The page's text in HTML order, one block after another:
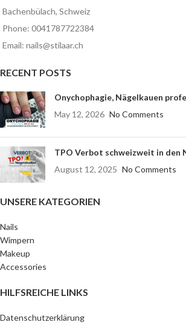
Bachenbülach, Schweiz
Phone: 0041787722384
Email: nails@stilaar.ch
RECENT POSTS
Onychophagie, Nägelkauen
May 12, 2026 No Comments
TPO Verbot schweizweit in den
August 12, 2025 No Comments
UNSERE KATEGORIEN
Nails
Wimpern
Makeup
Accessories
HILFSREICHE LINKS
Datenschutzerklärung